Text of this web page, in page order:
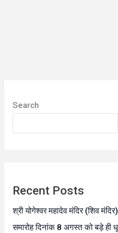
Search
Recent Posts
श्री योगेश्वर महादेव मंदिर (शिव
समारोह दिनांक 8 अगस्त को बड़े ही